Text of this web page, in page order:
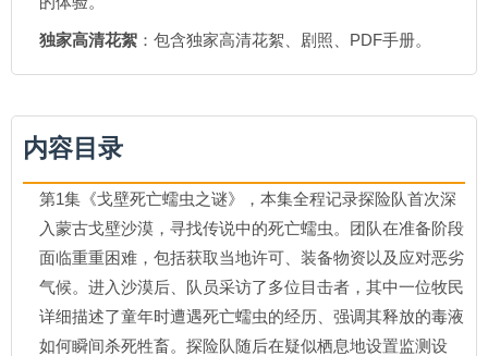
独家高清花絮 ：包含独家高清花絮、剧照、PDF手册。
内容目录
第1集《戈壁死亡蠕虫之谜》，本集全程记录探险队首次深
入蒙古戈壁沙漠，寻找传说中的死亡蠕虫。团队在准备阶段
面临重重困难，包括获取当地许可、装备物资以及应对恶劣
气候。进入沙漠后、队员采访了多位目击者，其中一位牧民
详细描述了童年时遭遇死亡蠕虫的经历、强调其释放的毒液
如何瞬间杀死牲畜。探险队随后在疑似栖息地设置监测设